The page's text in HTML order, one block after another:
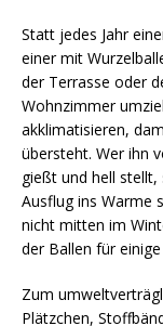
Statt jedes Jahr
einer mit
der Terrasse oder
Wohnzimmer
akklimatisieren,
übersteht. Wer ihn
gießt und hell
Ausflug ins Warme
nicht mitten im
der Ballen für
Zum
Plätzchen,